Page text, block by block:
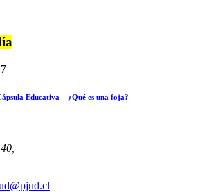
Educativa – ¿Qué es una foja?